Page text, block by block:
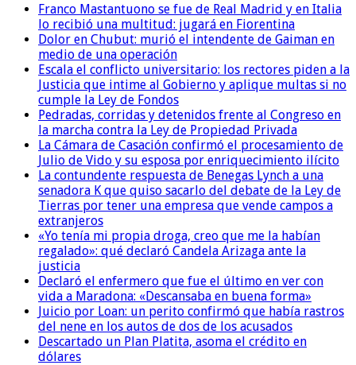
Franco Mastantuono se fue de Real Madrid y en Italia
lo recibió una multitud: jugará en Fiorentina
Dolor en Chubut: murió el intendente de Gaiman en
medio de una operación
Escala el conflicto universitario: los rectores piden a la
Justicia que intime al Gobierno y aplique multas si no
cumple la Ley de Fondos
Pedradas, corridas y detenidos frente al Congreso en
la marcha contra la Ley de Propiedad Privada
La Cámara de Casación confirmó el procesamiento de
Julio de Vido y su esposa por enriquecimiento ilícito
La contundente respuesta de Benegas Lynch a una
senadora K que quiso sacarlo del debate de la Ley de
Tierras por tener una empresa que vende campos a
extranjeros
«Yo tenía mi propia droga, creo que me la habían
regalado»: qué declaró Candela Arizaga ante la
justicia
Declaró el enfermero que fue el último en ver con
vida a Maradona: «Descansaba en buena forma»
Juicio por Loan: un perito confirmó que había rastros
del nene en los autos de dos de los acusados
Descartado un Plan Platita, asoma el crédito en
dólares